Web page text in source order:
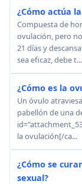
¿Cómo actúa
Compuesta de
ovulación, pero
21 días y
sea eficaz, debe t...
¿Cómo es la
Un óvulo
pabellón de una
la ovulación[/ca...
¿Cómo se
sexual?